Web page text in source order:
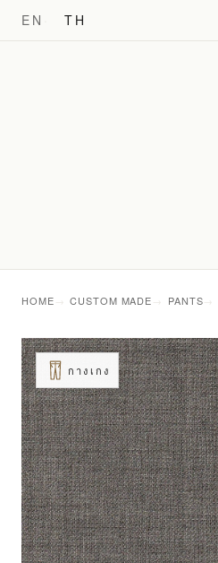
EN TH
HOME CUSTOM MADE PANTS
กางเกง